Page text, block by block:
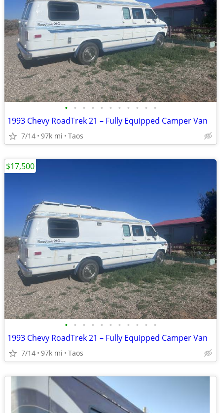
• • • • • • • • • • •
1993 Chevy RoadTrek 21 – Fully Equipped Camper Van
7/14 97k mi Taos
• • • • • • • • • • •
1993 Chevy RoadTrek 21 – Fully Equipped Camper Van
7/14 97k mi Taos
$17,500